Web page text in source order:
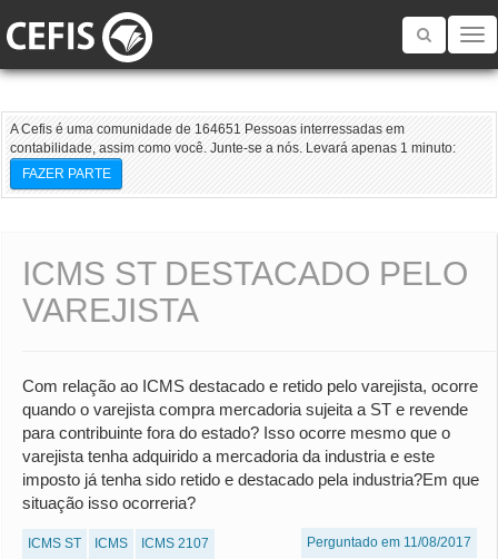
Toggle
A Cefis é uma comunidade de 164651 Pessoas interressadas em
contabilidade, assim como você. Junte-se a nós. Levará apenas 1 minuto:
FAZER PARTE
ICMS ST DESTACADO PELO
VAREJISTA
Com relação ao ICMS destacado e retido pelo varejista, ocorre
quando o varejista compra mercadoria sujeita a ST e revende
para contribuinte fora do estado? Isso ocorre mesmo que o
varejista tenha adquirido a mercadoria da industria e este
imposto já tenha sido retido e destacado pela industria?Em que
situação isso ocorreria?
ICMS ST ICMS ICMS 2107 Perguntado em 11/08/2017